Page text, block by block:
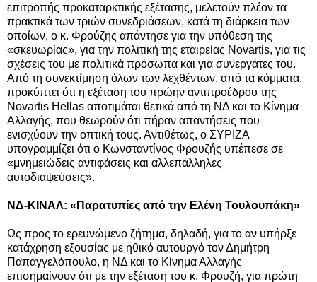
επιτροπής προκαταρκτικής εξέτασης, μελετούν πλέον τα
πρακτικά των τριών συνεδριάσεων, κατά τη διάρκεια των
οποίων, ο κ. Φρούζης απάντησε για την υπόθεση της
«σκευωρίας», για την πολιτική της εταιρείας Novartis, για τις
σχέσεις του με πολιτικά πρόσωπα και για συνεργάτες του.
Από τη συνεκτίμηση όλων των λεχθέντων, από τα κόμματα,
προκύπτει ότι η εξέταση του πρώην αντιπροέδρου της
Novartis Hellas αποτιμάται θετικά από τη ΝΔ και το Κίνημα
Αλλαγής, που θεωρούν ότι πήραν απαντήσεις που
ενισχύουν την οπτική τους. Αντιθέτως, ο ΣΥΡΙΖΑ
υπογραμμίζει ότι ο Κωνσταντίνος Φρουζής υπέπεσε σε
«μνημειώδεις αντιφάσεις και αλλεπάλληλες
αυτοδιαψεύσεις».
ΝΔ-ΚΙΝΑΛ: «Παρατυπίες από την Ελένη Τουλουπάκη»
Ως προς το ερευνώμενο ζήτημα, δηλαδή, για το αν υπήρξε
κατάχρηση εξουσίας με ηθικό αυτουργό τον Δημήτρη
Παπαγγελόπουλο, η ΝΔ και το Κίνημα Αλλαγής
επισημαίνουν ότι με την εξέταση του κ. Φρουζή, για πρώτη